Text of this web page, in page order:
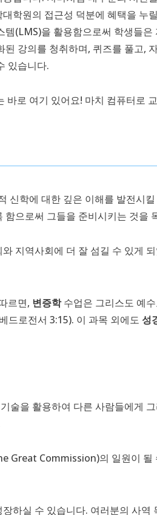
학원의 접근성 덕분에 혜택을 누
템(LMS)을 활용함으로써 학생들
된 강의를 청취하며, 퀴즈를 풀고,
있습니다.
바로 여기 있어요! 마치 컴퓨터로
신학에 대한 깊은 이해를 발전시
으로써 그들을 준비시키는 것을
지역사회에 더 잘 섬길 수 있게
르면, 변증학수업은 그리스도 예
드로전서 3:15). 이 과목 외에도 성
술을 활용하여 다른 사람들에게
Great Commission)의 일원이 될
하실 수 있습니다. 여러분의 사역